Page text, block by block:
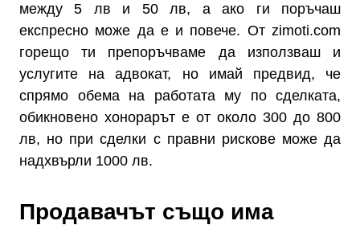
между 5 лв и 50 лв, а ако ги поръчаш
експресно може да е и повече. От zimoti.com
горещо ти препоръчваме да използваш и
услугите на адвокат, но имай предвид, че
спрямо обема на работата му по сделката,
обикновено хонорарът е от около 300 до 800
лв, но при сделки с правни рискове може да
надхвърли 1000 лв.
Продавачът също има